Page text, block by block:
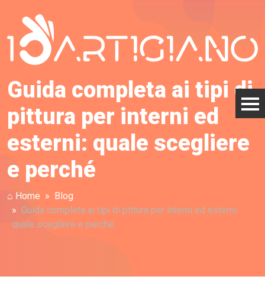
Guida completa ai tipi di
pittura per interni ed
esterni: quale scegliere
e perché
⌂ Home
Blog
Guida completa ai tipi di pittura per interni ed esterni:
quale scegliere e perché